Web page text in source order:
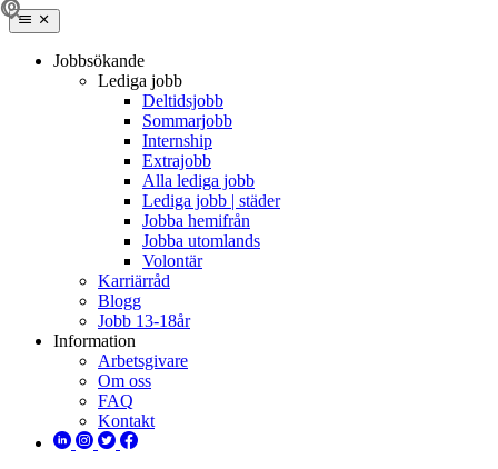
Jobbsökande
Lediga jobb
Deltidsjobb
Sommarjobb
Internship
Extrajobb
Alla lediga jobb
Lediga jobb | städer
Jobba hemifrån
Jobba utomlands
Volontär
Karriärråd
Blogg
Jobb 13-18år
Information
Arbetsgivare
Om oss
FAQ
Kontakt